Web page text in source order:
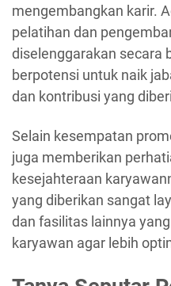
mengembangkan karir.
pelatihan dan
diselenggarakan secara
berpotensi untuk naik
dan kontribusi yang
Selain kesempatan
juga memberikan
kesejahteraan
yang diberikan sangat
dan fasilitas lainnya
karyawan agar lebih